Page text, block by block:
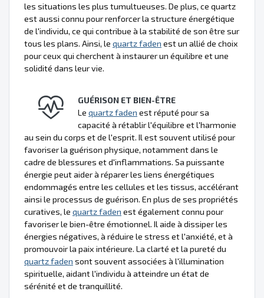
les situations les plus tumultueuses. De plus, ce quartz
est aussi connu pour renforcer la structure énergétique
de l'individu, ce qui contribue à la stabilité de son être sur
tous les plans. Ainsi, le quartz faden est un allié de choix
pour ceux qui cherchent à instaurer un équilibre et une
solidité dans leur vie.
GUÉRISON ET BIEN-ÊTRE
Le quartz faden est réputé pour sa
capacité à rétablir l'équilibre et l'harmonie
au sein du corps et de l'esprit. Il est souvent utilisé pour
favoriser la guérison physique, notamment dans le
cadre de blessures et d'inflammations. Sa puissante
énergie peut aider à réparer les liens énergétiques
endommagés entre les cellules et les tissus, accélérant
ainsi le processus de guérison. En plus de ses propriétés
curatives, le quartz faden est également connu pour
favoriser le bien-être émotionnel. Il aide à dissiper les
énergies négatives, à réduire le stress et l'anxiété, et à
promouvoir la paix intérieure. La clarté et la pureté du
quartz faden sont souvent associées à l'illumination
spirituelle, aidant l'individu à atteindre un état de
sérénité et de tranquillité.